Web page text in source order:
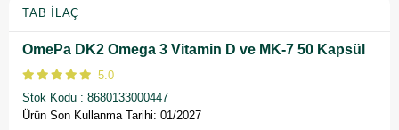
TAB İLAÇ
OmePa DK2 Omega 3 Vitamin D ve MK-7 50 Kapsül
5.0
Stok Kodu
8680133000447
Ürün Son Kullanma Tarihi: 01/2027